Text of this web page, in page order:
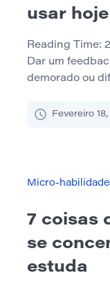
usar hoje
Reading Time: 2
Dar um
demorado ou
imediato.
gera reflexão e
Fevereiro
Micro-
7 coisas
se
estuda